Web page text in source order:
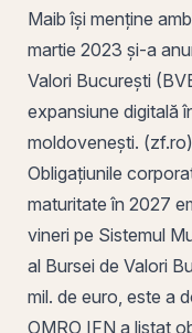
Maib își menține
martie 2023 și-a
Valori București
expansiune digitală
moldovenești. (zf.ro)
Obligațiunile
maturitate în 2027
vineri pe Sistemul
al Bursei de Valori
mil. de euro, este a
OMRO IFN a listat